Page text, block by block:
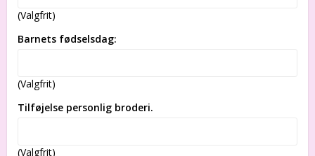
(Valgfrit)
Barnets fødselsdag:
(Valgfrit)
Tilføjelse personlig broderi.
(Valgfrit)